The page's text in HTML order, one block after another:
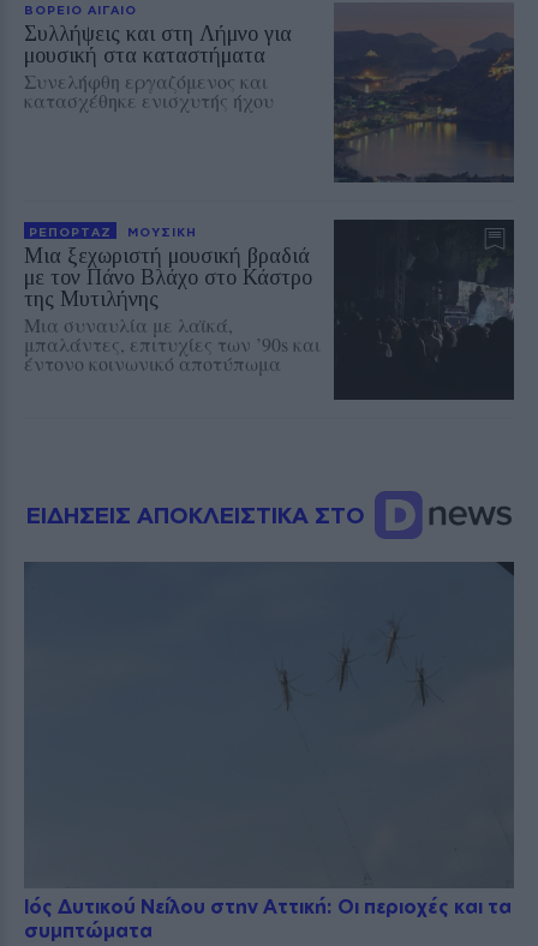
ΒΟΡΕΙΟ ΑΙΓΑΙΟ
Συλλήψεις και στη Λήμνο για
μουσική στα καταστήματα
Συνελήφθη εργαζόμενος και
κατασχέθηκε ενισχυτής ήχου
ΡΕΠΟΡΤΑΖ ΜΟΥΣΙΚΗ
Μια ξεχωριστή μουσική βραδιά
με τον Πάνο Βλάχο στο Κάστρο
της Μυτιλήνης
Μια συναυλία με λαϊκά,
μπαλάντες, επιτυχίες των ’90s και
έντονο κοινωνικό αποτύπωμα
ΕΙΔΗΣΕΙΣ ΑΠΟΚΛΕΙΣΤΙΚΑ ΣΤΟ
Ιός Δυτικού Νείλου στην Αττική: Οι περιοχές και τα
συμπτώματα